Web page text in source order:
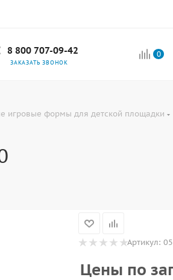
8 800 707-09-42
ЗАКАЗАТЬ ЗВОНОК
0
игровые формы для детской площадки
Артикул:
Цены по